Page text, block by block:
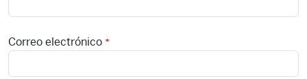
Correo electrónico
Correo electrónico